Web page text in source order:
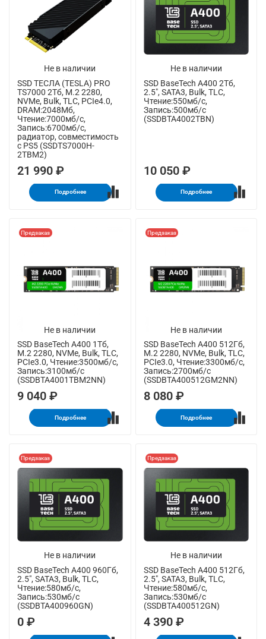
Не в наличии
SSD ТЕСЛА (TESLA) PRO
TS7000 2Тб, M.2 2280,
NVMe, Bulk, TLC, PCIe4.0,
DRAM:2048Мб,
Чтение:7000мб/с,
Запись:6700мб/с,
радиатор, совместимость
с PS5 (SSDTS7000H-
2TBM2)
21 990 ₽
Подробнее
Не в наличии
SSD BaseTech A400 2Тб,
2.5", SATA3, Bulk, TLC,
Чтение:550мб/с,
Запись:500мб/с
(SSDBTA4002TBN)
10 050 ₽
Подробнее
Не в наличии
Предзаказ
SSD BaseTech A400 1Тб,
M.2 2280, NVMe, Bulk, TLC,
PCIe3.0, Чтение:3500мб/с,
Запись:3100мб/с
(SSDBTA4001TBM2NN)
9 040 ₽
Подробнее
Не в наличии
Предзаказ
SSD BaseTech A400 512Гб,
M.2 2280, NVMe, Bulk, TLC,
PCIe3.0, Чтение:3300мб/с,
Запись:2700мб/с
(SSDBTA400512GM2NN)
8 080 ₽
Подробнее
Не в наличии
Предзаказ
SSD BaseTech A400 960Гб,
2.5", SATA3, Bulk, TLC,
Чтение:580мб/с,
Запись:530мб/с
(SSDBTA400960GN)
0 ₽
Не в наличии
Предзаказ
SSD BaseTech A400 512Гб,
2.5", SATA3, Bulk, TLC,
Чтение:580мб/с,
Запись:530мб/с
(SSDBTA400512GN)
4 390 ₽